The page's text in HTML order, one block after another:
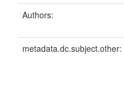
Authors:
metadata.dc.subject.other: